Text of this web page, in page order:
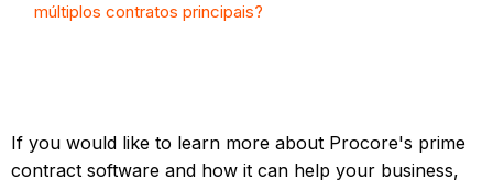
múltiplos contratos principais?
If you would like to learn more about Procore's prime
contract software and how it can help your business,